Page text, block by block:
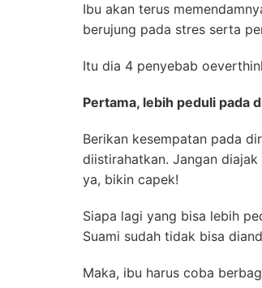
Ibu akan terus
berujung pada stres serta
Itu dia 4 penyebab
Pertama, lebih peduli pada
Berikan kesempatan pada
diistirahatkan. Jangan
ya, bikin capek!
Siapa lagi yang bisa lebih
Suami sudah tidak bisa
Maka, ibu harus coba